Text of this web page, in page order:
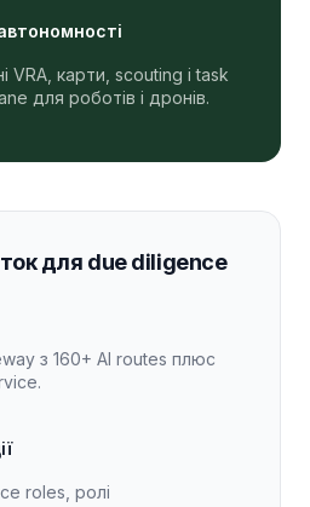
VRA, карти, scouting і task
для роботів і дронів.
для due diligence
з 160+ AI routes плюс
roles, ролі